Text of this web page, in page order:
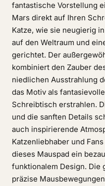
fantastische Vorstellung
Mars direkt auf Ihren
Katze, wie sie neugierig
auf den Weltraum und
gerichtet. Der
kombiniert den Zauber
niedlichen Ausstrahlung
das Motiv als
Schreibtisch erstrahlen.
und die sanften Details
auch inspirierende
Katzenliebhaber und
dieses Mauspad ein
funktionalem Design. Die
präzise